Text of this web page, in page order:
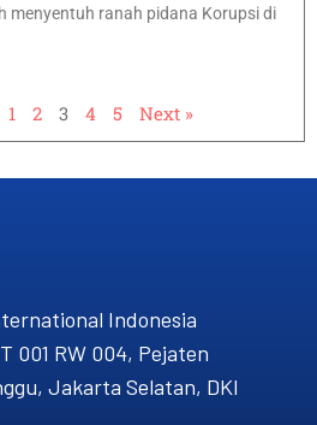
menyentuh ranah pidana Korupsi di
1 2 3 4 5 Next »
Indonesia
001 RW 004, Pejaten
Jakarta Selatan, DKI